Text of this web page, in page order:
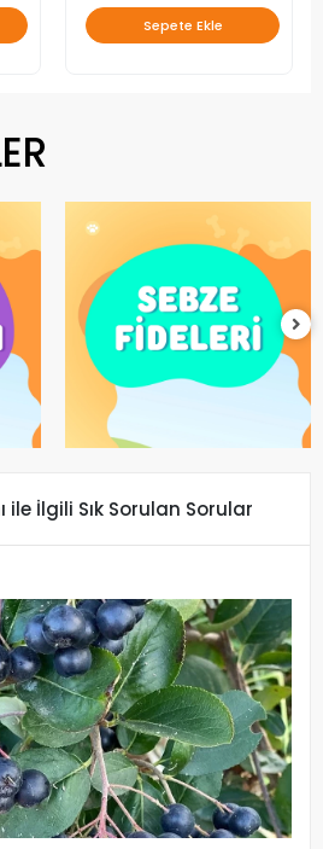
Sepete Ekle
ile İlgili Sık Sorulan Sorular